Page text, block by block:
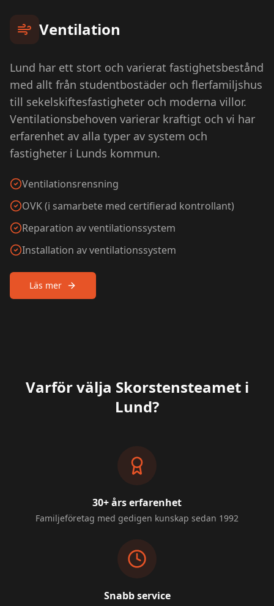
Ventilation
Lund har ett stort och varierat fastighetsbestånd
med allt från studentbostäder och flerfamiljshus
till sekelskiftesfastigheter och moderna villor.
Ventilationsbehoven varierar kraftigt och vi har
erfarenhet av alla typer av system och
fastigheter i Lunds kommun.
Ventilationsrensning
OVK (i samarbete med certifierad kontrollant)
Reparation av ventilationssystem
Installation av ventilationssystem
Läs mer
Varför välja Skorstensteamet i
Lund?
30+ års erfarenhet
Familjeföretag med gedigen kunskap sedan 1992
Snabb service